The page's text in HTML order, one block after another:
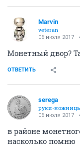
Mаrvin
veteran
06 июля 2017
Монетный двор?
ОТВЕТИТЬ
serega
руки-
06 июля 2017
в районе
насколько помню